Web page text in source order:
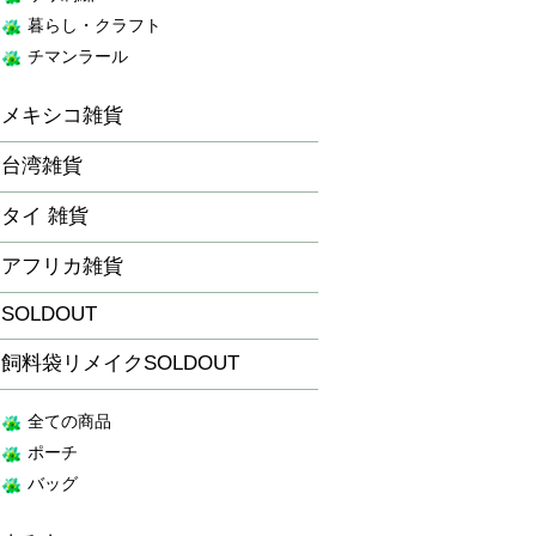
暮らし・クラフト
チマンラール
メキシコ雑貨
台湾雑貨
タイ 雑貨
アフリカ雑貨
SOLDOUT
飼料袋リメイクSOLDOUT
全ての商品
ポーチ
バッグ